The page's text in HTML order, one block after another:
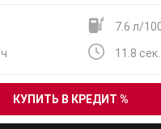
7.6 л/
11.8 сек.
КУПИТЬ В КРЕДИТ %